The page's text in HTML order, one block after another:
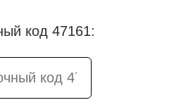
код 47161: